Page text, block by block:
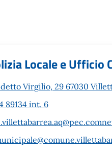
Locale e Ufficio
Virgilio, 29 67030
89134 int. 6